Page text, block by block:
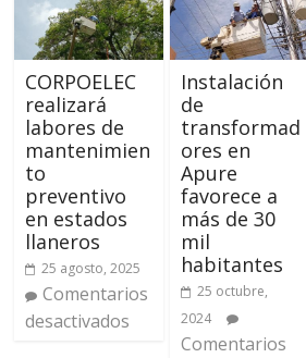
CORPOELEC
realizará
labores de
mantenimien
to
preventivo
en estados
llaneros
25 agosto, 2025
Comentarios
desactivados
Instalación
de
transformad
ores en
Apure
favorece a
más de 30
mil
habitantes
25 octubre,
2024
Comentarios